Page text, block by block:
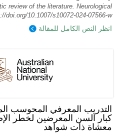
review of the literature. Neurological
doi.org/10.1007/s10072-024-07566-w
انظر النص الكامل للمقالة
التدريب المعرفي المحوسب
كبار السن المعرضين لخطر
معشاة ذات شواهد